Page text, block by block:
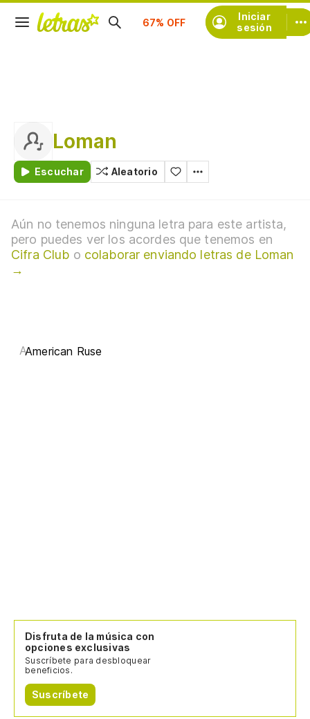
Iniciar
sesión
Suscríbete
Loman
Escuchar Aleatorio
Aún no tenemos ninguna letra para este artista,
pero puedes ver los acordes que tenemos en
Cifra Club o colaborar enviando letras de Loman
→
AAmerican Ruse
Disfruta de la música con
opciones exclusivas
Suscríbete para desbloquear
beneficios.
Suscríbete